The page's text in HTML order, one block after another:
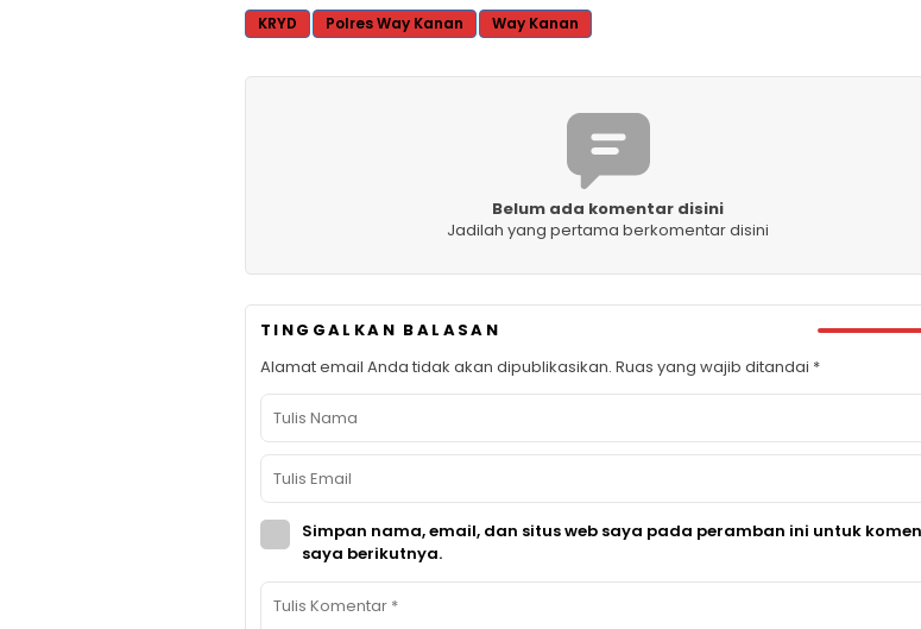
KRYD Polres Way Kanan Way Kanan
Belum ada komentar disini
Jadilah yang pertama berkomentar disini
TINGGALKAN BALASAN
Alamat email Anda tidak akan dipublikasikan. Ruas yang wajib ditandai *
Simpan nama, email, dan situs web saya pada peramban ini untuk
saya berikutnya.